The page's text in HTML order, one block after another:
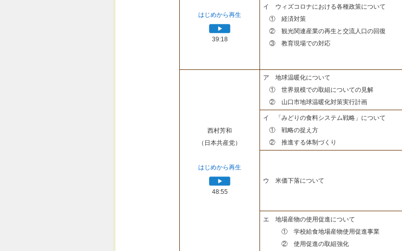
はじめから再生
39:18
イ ウィズコロナにおける各種政策について
① 経済対策
② 観光関連産業の再生と交流人口の回復
③ 教育現場での対応
西村芳和
（日本共産党）
はじめから再生
48:55
ア 地球温暖化について
① 世界規模での取組についての見解
② 山口市地球温暖化対策実行計画
イ 「みどりの食料システム戦略」について
① 戦略の捉え方
② 推進する体制づくり
ウ 米価下落について
エ 地場産物の使用促進について
① 学校給食地場産物使用促進事業
② 使用促進の取組強化